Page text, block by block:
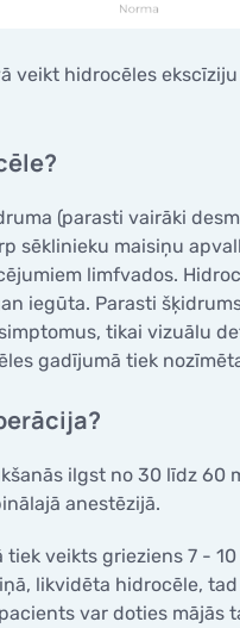
veikt hidrocēles
(parasti vairāki
sēklinieku maisiņu
limfvados.
iegūta. Parasti
tikai vizuālu
gadījumā tiek
ilgst no 30 līdz 60
anestēzijā.
tiek veikts grieziens 7 - 10
likvidēta hidrocēle,
var doties mājās